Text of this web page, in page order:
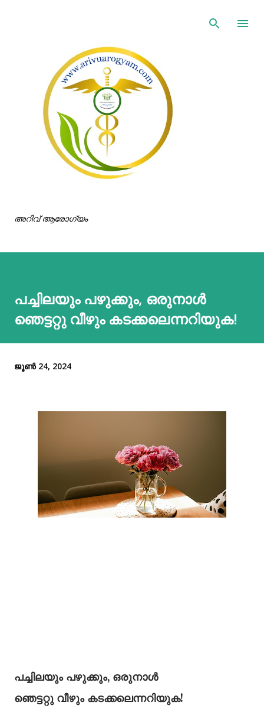
അറിവ് ആരോഗ്യം
പച്ചിലയും പഴുക്കും, ഒരുനാള്‍
ഞെട്ടറ്റു വീഴും കടക്കലെന്നറിയുക!
ജൂൺ 24, 2024
പച്ചിലയും പഴുക്കും, ഒരുനാള്‍
ഞെട്ടറ്റു വീഴും കടക്കലെന്നറിയുക!